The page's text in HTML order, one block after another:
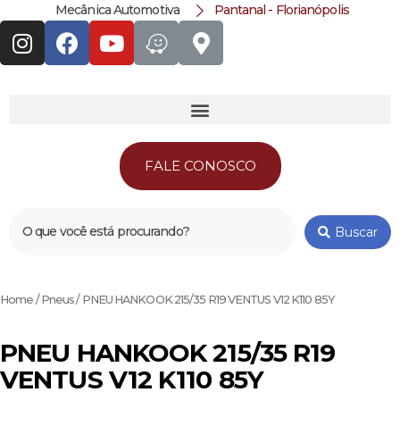
Mecânica Automotiva Pantanal - Florianópolis
FALE CONOSCO
Buscar
Home /Pneus/ PNEU HANKOOK 215/35 R19 VENTUS V12 K110 85Y
PNEU HANKOOK 215/35 R19
VENTUS V12 K110 85Y